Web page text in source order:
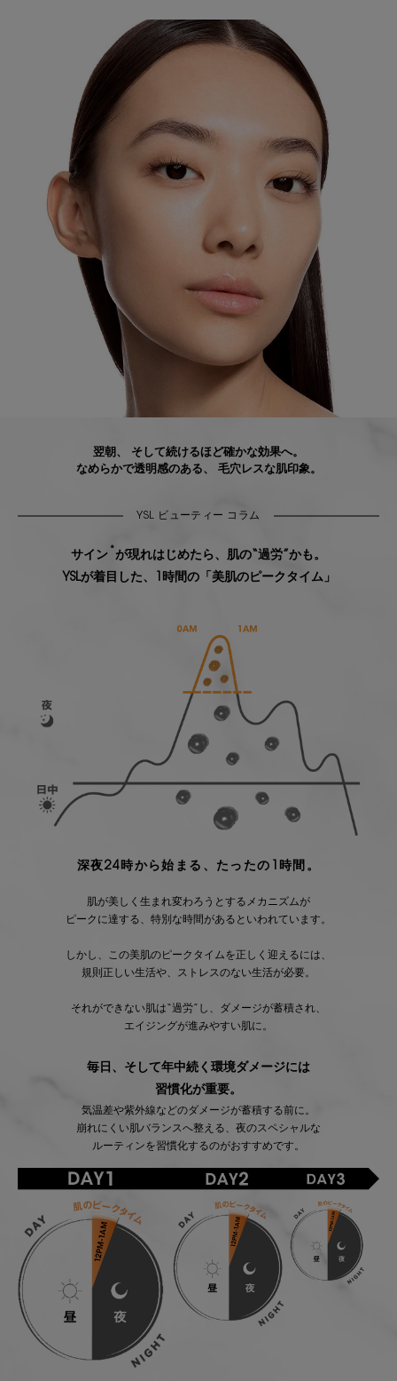
翌朝、
そして続けるほど確かな効果へ。
なめらかで透明感のある、
毛穴レスな肌印象。
YSL ビューティー コラム
サイン * が現れはじめたら、肌の“過労”かも。
YSLが着目した、1時間の「美肌のピークタイム」
深夜24時から始まる、たったの1時間。
肌が美しく生まれ変わろうとするメカニズムが
ピークに達する、特別な時間があるといわれています。
しかし、この美肌のピークタイムを正しく迎えるには、
規則正しい生活や、ストレスのない生活が必要。
それができない肌は“過労”し、ダメージが蓄積され、
エイジングが進みやすい肌に。
毎日、そして年中続く環境ダメージには
習慣化が重要。
気温差や紫外線などのダメージが蓄積する前に。
崩れにくい肌バランスへ整える、 夜のスペシャルな
ルーティンを習慣化するのがおすすめです。